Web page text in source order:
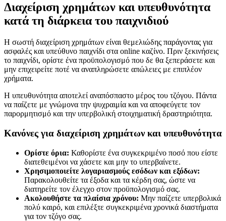
Διαχείριση χρημάτων και υπευθυνότητα
κατά τη διάρκεια του παιχνιδιού
Η σωστή διαχείριση χρημάτων είναι θεμελιώδης παράγοντας για
ασφαλές και υπεύθυνο παιχνίδι στα online καζίνο. Πριν ξεκινήσεις
το παιχνίδι, ορίστε ένα προϋπολογισμό που δε θα ξεπεράσετε και
μην επιχειρείτε ποτέ να αναπληρώσετε απώλειες με επιπλέον
χρήματα.
Η υπευθυνότητα αποτελεί αναπόσπαστο μέρος του τζόγου. Πάντα
να παίζετε με γνώμονα την ψυχραιμία και να αποφεύγετε τον
παρορμητισμό και την υπερβολική στοιχηματική δραστηριότητα.
Κανόνες για διαχείριση χρημάτων και υπευθυνότητα
Ορίστε όρια: Καθορίστε ένα συγκεκριμένο ποσό που είστε
διατεθειμένοι να χάσετε και μην το υπερβαίνετε.
Χρησιμοποιείτε λογαριασμούς εσόδων και εξόδων:
Παρακολουθείτε τα έξοδα και τα κέρδη σας, ώστε να
διατηρείτε τον έλεγχο στον προϋπολογισμό σας.
Ακολουθήστε τα πλαίσια χρόνου: Μην παίζετε υπερβολικά
πολύ καιρό, και επιλέξτε συγκεκριμένα χρονικά διαστήματα
για τον τζόγο σας.